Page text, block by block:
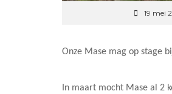
19 mei
Onze Mase mag op stage
In maart mocht Mase al 2